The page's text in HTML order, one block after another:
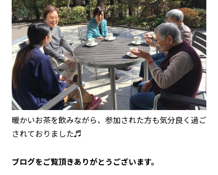
暖かいお茶を飲みながら、参加された方も気分良く過ご
されておりました♬
ブログをご覧頂きありがとうございます。